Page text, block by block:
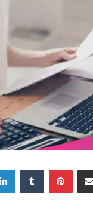
Linkedin Tumblr Pinterest